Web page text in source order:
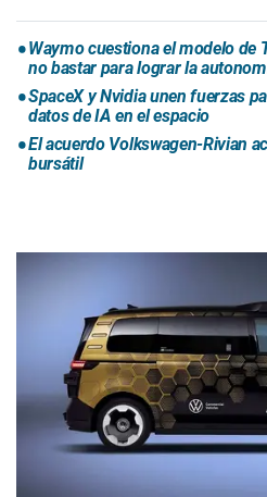
Waymo cuestiona el modelo de
no bastar para lograr la
SpaceX y Nvidia unen fuerzas
datos de IA en el espacio
El acuerdo Volkswagen-Rivian
bursátil